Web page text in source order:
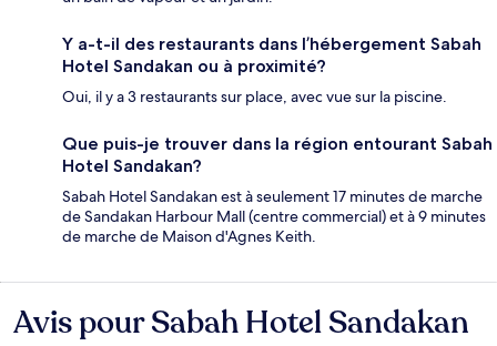
Y a-t-il des restaurants dans l’hébergement Sabah
Hotel Sandakan ou à proximité?
Oui, il y a 3 restaurants sur place, avec vue sur la piscine.
Que puis-je trouver dans la région entourant Sabah
Hotel Sandakan?
Sabah Hotel Sandakan est à seulement 17 minutes de marche
de Sandakan Harbour Mall (centre commercial) et à 9 minutes
de marche de Maison d'Agnes Keith.
Avis
Avis pour Sabah Hotel Sandakan